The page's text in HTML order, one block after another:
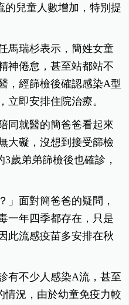
的兒童人數增加，特別提
馬瑞杉表示，簡姓女童
神倦怠，甚至站都站不
，經篩檢後確認感染A型
立即安排住院治療。
同就醫的簡爸爸看起來
大礙，沒想到接受篩檢
歲弟弟篩檢後也確診，
」面對簡爸爸的疑問，
一年四季都存在，只是
此流感疫苗多安排在秋
有不少人感染A流，甚至
情況，由於幼童免疫力較